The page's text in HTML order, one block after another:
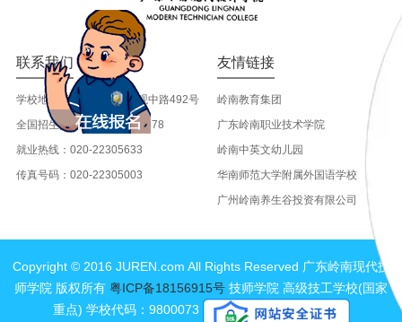
联系我们
学校地址:广州市天河区大观中路492号
全国招生热线：020-22305678
就业热线：020-22305633
传真号码：020-22305003
友情链接
岭南教育集团
广东岭南职业技术学院
岭南中英文幼儿园
华南师范大学附属外国语学校
广州岭南养生谷投资有限公司
Copyright © 2016 JUREN.com All Rights Reserved 广东岭南现代技
师学院 版权所有 粤ICP备18156915号 技师学院 高级技工学校(国家
重点) 学校代码：9800073